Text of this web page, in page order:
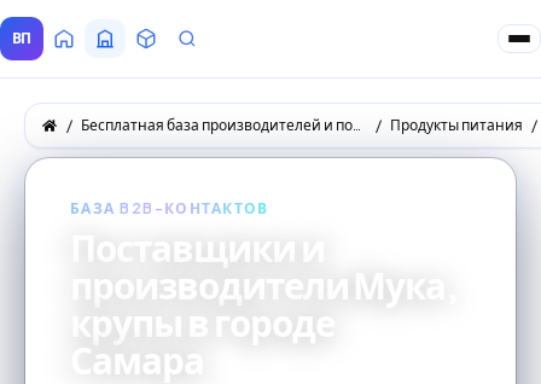
ВП ГлавнаяВсе Поставщики
ТоварыЗапросы покупателей
Бесплатная база производителей и поставщиков товаров оптом Продукты питания
БАЗА B2B-КОНТАКТОВ
Поставщики и
производители Мука,
крупы в городе
Самара